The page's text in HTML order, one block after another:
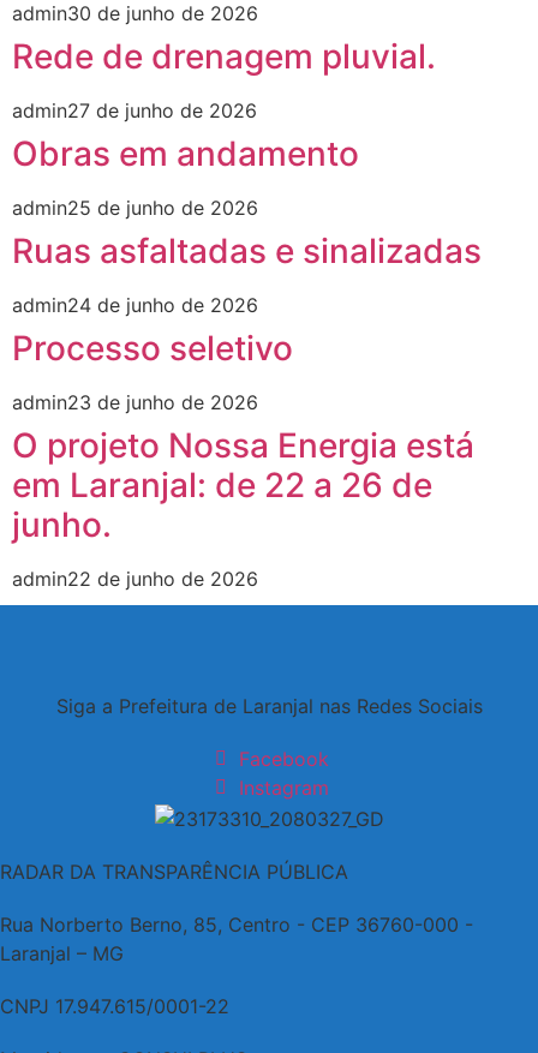
admin30 de junho de 2026
Rede de drenagem pluvial.
admin27 de junho de 2026
Obras em andamento
admin25 de junho de 2026
Ruas asfaltadas e sinalizadas
admin24 de junho de 2026
Processo seletivo
admin23 de junho de 2026
O projeto Nossa Energia está
em Laranjal: de 22 a 26 de
junho.
admin22 de junho de 2026
Siga a Prefeitura de Laranjal nas Redes Sociais
Facebook
Instagram
RADAR DA TRANSPARÊNCIA PÚBLICA
Rua Norberto Berno, 85, Centro - CEP 36760-000 -
Laranjal – MG
CNPJ 17.947.615/0001-22